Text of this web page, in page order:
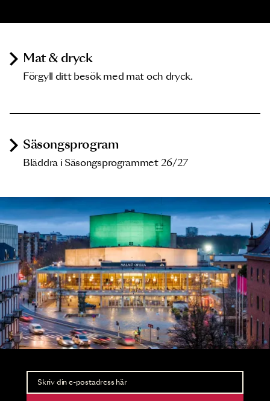
Mat & dryck
Förgyll ditt besök med mat och dryck.
Säsongsprogram
Bläddra i Säsongsprogrammet 26/27
Nyhetsbrev
Ta del av förhandsinformation och biljettsläpp.